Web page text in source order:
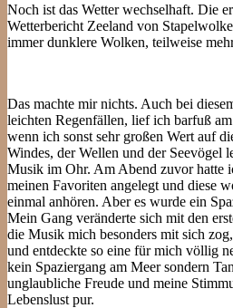
Noch ist das Wetter wechselhaft. Die
Wetterbericht Zeeland von
immer dunklere Wolken, teilweise
Das machte mir nichts. Auch bei
leichten Regenfällen, lief ich barfuß
wenn ich sonst sehr großen Wert auf
Windes, der Wellen und der Seevögel
Musik im Ohr. Am Abend zuvor hatte
meinen Favoriten angelegt und diese
einmal anhören. Aber es wurde ein
Mein Gang veränderte sich mit den
die Musik mich besonders mit sich
und entdeckte so eine für mich völlig
kein Spaziergang am Meer sondern
unglaubliche Freude und meine
Lebenslust pur.